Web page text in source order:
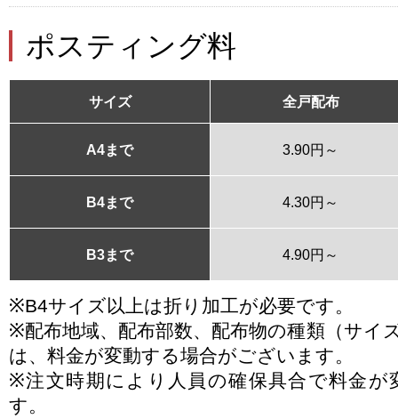
ポスティング料
サイズ 全戸配布
A4まで 3.90円～
B4まで 4.30円～
B3まで 4.90円～
※B4サイズ以上は折り加工が必要です。
※配布地域、配布部数、配布物の種類（サイ
は、料金が変動する場合がございます。
※注文時期により人員の確保具合で料金が
す。